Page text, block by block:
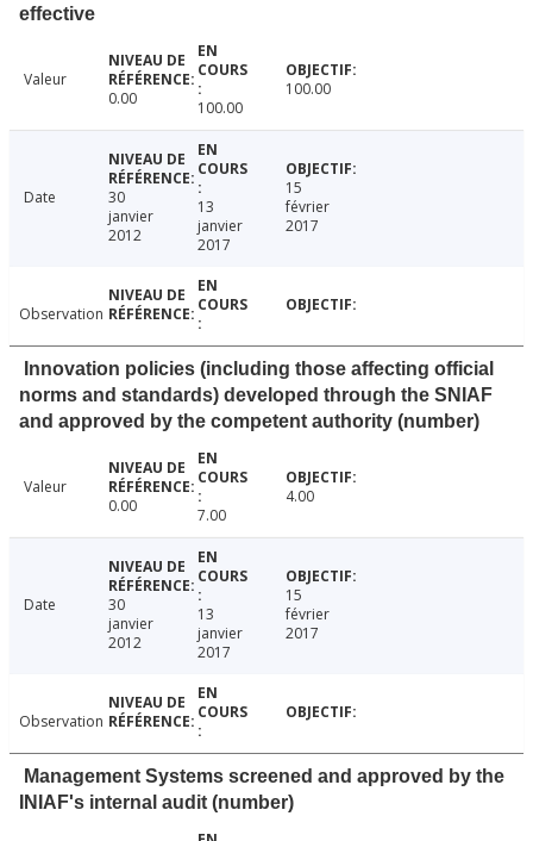
effective
Valeur
0.00
100.00
100.00
Date
30
janvier
2012
13
janvier
2017
15
février
2017
Observation
Innovation policies (including those affecting official
norms and standards) developed through the SNIAF
and approved by the competent authority (number)
Valeur
0.00
7.00
4.00
Date
30
janvier
2012
13
janvier
2017
15
février
2017
Observation
Management Systems screened and approved by the
INIAF's internal audit (number)